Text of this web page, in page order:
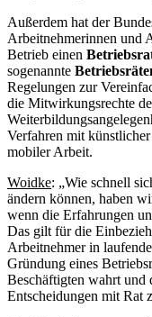
Außerdem hat der
Arbeitnehmerinnen und
Betrieb einen
sogenannte
Regelungen zur
die Mitwirkungsrechte
Verfahren mit
mobiler Arbeit.
Woidke: „Wie schnell
ändern können, haben
wenn die Erfahrungen
Das gilt für die
Arbeitnehmer in
Gründung eines
Beschäftigten wahrt und
Entscheidungen mit Rat